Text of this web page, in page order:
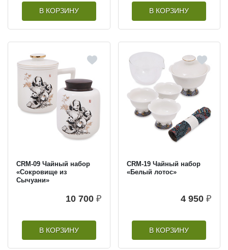
В КОРЗИНУ В КОРЗИНУ
CRM-09 Чайный набор
«Сокровище из
Сычуани»
10 700 ₽
В КОРЗИНУ
CRM-19 Чайный набор
«Белый лотос»
4 950 ₽
В КОРЗИНУ